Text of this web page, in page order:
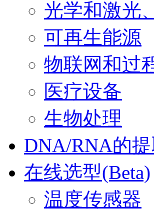
光学和激光
可再生能源
物联网和过
医疗设备
生物处理
DNA/RNA的提
在线选型(Beta)
温度传感器